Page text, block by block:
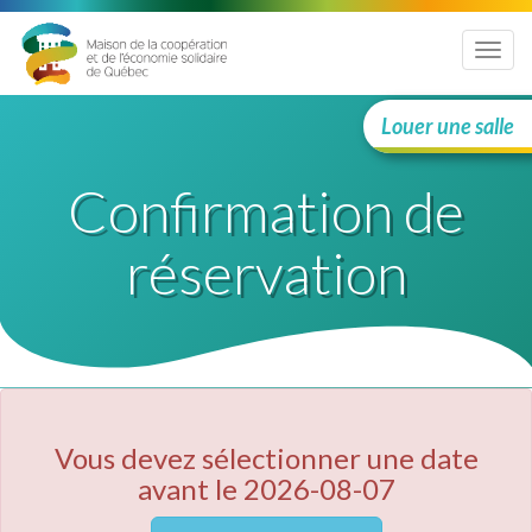
Menu
Louer une salle
Confirmation de
réservation
Vous devez sélectionner une date
avant le 2026-08-07